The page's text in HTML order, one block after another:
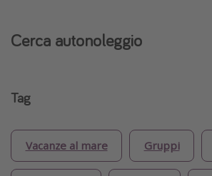
Cerca autonoleggio
Tag
Vacanze al mare Gruppi